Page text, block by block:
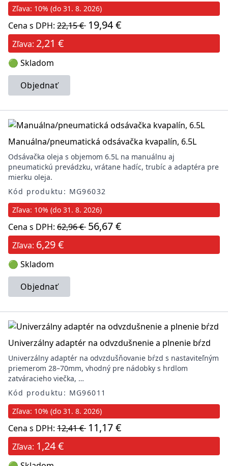
Zľava: 10% (do 31. 8. 2026)
Cena s DPH: 22,15 € 19,94 €
Zľava: 2,21 €
🟢 Skladom
Objednať
Manuálna/pneumatická odsávačka kvapalín, 6.5L
Odsávačka oleja s objemom 6.5L na manuálnu aj
pneumatickú prevádzku, vrátane hadíc, trubíc a adaptéra pre
mierku oleja.
Kód produktu: MG96032
Zľava: 10% (do 31. 8. 2026)
Cena s DPH: 62,96 € 56,67 €
Zľava: 6,29 €
🟢 Skladom
Objednať
Univerzálny adaptér na odvzdušnenie a plnenie bŕzd
Univerzálny adaptér na odvzdušňovanie bŕzd s nastaviteľným
priemerom 28–70mm, vhodný pre nádobky s hrdlom
zatváracieho viečka, …
Kód produktu: MG96011
Zľava: 10% (do 31. 8. 2026)
Cena s DPH: 12,41 € 11,17 €
Zľava: 1,24 €